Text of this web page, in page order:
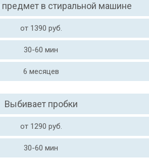
в стиральной машине
от 1390 руб.
30-60 мин
6 месяцев
Выбивает пробки
от 1290 руб.
30-60 мин